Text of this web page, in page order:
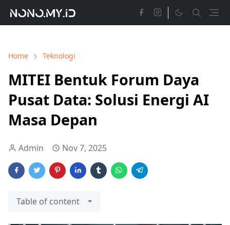
Home Teknologi
MITEI Bentuk Forum Daya
Pusat Data: Solusi Energi AI
Masa Depan
Admin Nov 7, 2025
Table of content